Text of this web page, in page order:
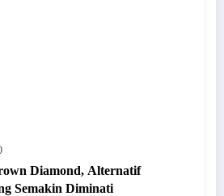
Diamond, Alternatif
Semakin Diminati